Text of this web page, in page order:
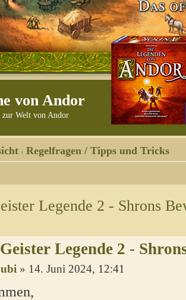
von Andor
Welt von Andor
‹ Regelfragen / Tipps und Tricks
Legende 2 - Shrons
Legende 2 -
» 14. Juni 2024, 12:41